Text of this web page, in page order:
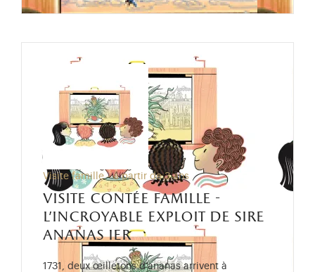
Visite famille - à partir de 3 ans
visite contée famille -
l'incroyable exploit de sire
ananas ier
1731, deux œilletons d’ananas arrivent à